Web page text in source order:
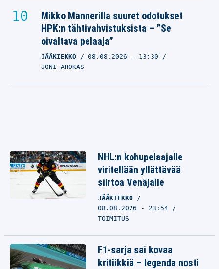
Mikko Mannerilla suuret odotukset
HPK:n tähtivahvistuksista – ”Se
oivaltava pelaaja”
JÄÄKIEKKO 08.08.2026 - 13:30
JONI AHOKAS
NHL:n kohupelaajalle
viritellään yllättävää
siirtoa Venäjälle
JÄÄKIEKKO
08.08.2026 - 23:54
TOIMITUS
F1-sarja sai kovaa
kritiikkiä – legenda nosti